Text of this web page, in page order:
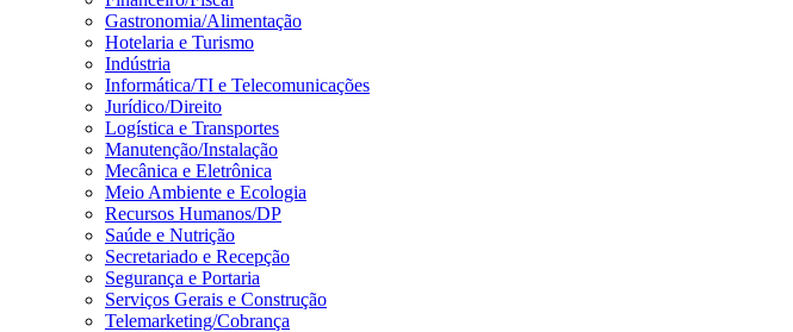
Gastronomia/Alimentação
Hotelaria e Turismo
Indústria
Informática/TI e Telecomunicações
Jurídico/Direito
Logística e Transportes
Manutenção/Instalação
Mecânica e Eletrônica
Meio Ambiente e Ecologia
Recursos Humanos/DP
Saúde e Nutrição
Secretariado e Recepção
Segurança e Portaria
Serviços Gerais e Construção
Telemarketing/Cobrança